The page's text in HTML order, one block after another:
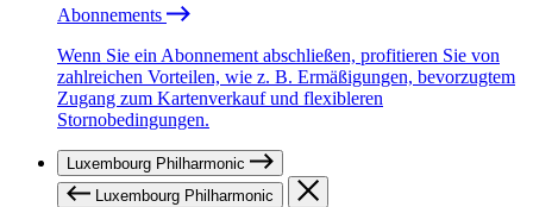
Abonnements
Wenn Sie ein Abonnement abschließen, profitieren Sie von
zahlreichen Vorteilen, wie z. B. Ermäßigungen, bevorzugtem
Zugang zum Kartenverkauf und flexibleren
Stornobedingungen.
Luxembourg Philharmonic
Luxembourg Philharmonic